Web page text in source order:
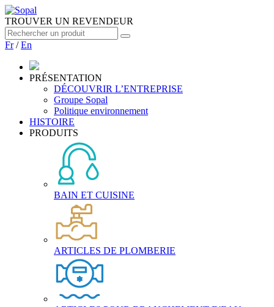
TROUVER UN REVENDEUR
Fr/En
PRÉSENTATION
DÉCOUVRIR L’ENTREPRISE
Groupe Sopal
Politique environnement
HISTOIRE
PRODUITS
BAIN ET CUISINE
ARTICLES DE PLOMBERIE